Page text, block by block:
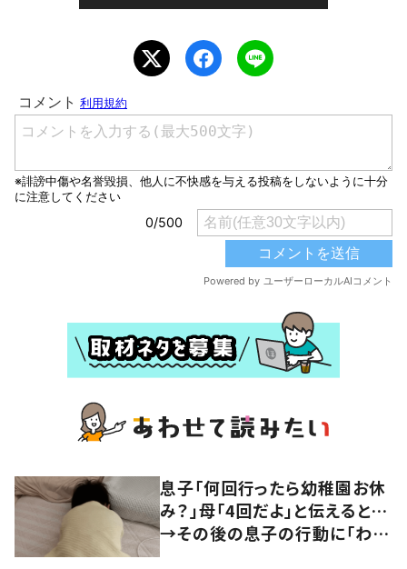
息子「何回行ったら幼稚園お休
み？」母「4回だよ」と伝えると…
→その後の息子の行動に「わか